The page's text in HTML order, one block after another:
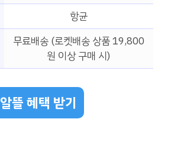
항균
무료배송 (로켓배송 상품 19,800
원 이상 구매 시)
알뜰 혜택 받기